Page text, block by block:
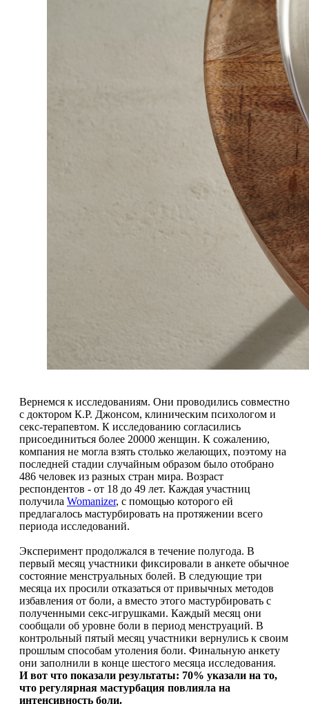
Вернемся к исследованиям. Они проводились совместно
с доктором К.Р. Джонсом, клиническим психологом и
секс-терапевтом. К исследованию согласились
присоединиться более 20000 женщин. К сожалению,
компания не могла взять столько желающих, поэтому на
последней стадии случайным образом было отобрано
486 человек из разных стран мира. Возраст
респондентов - от 18 до 49 лет. Каждая участниц
получила Womanizer, с помощью которого ей
предлагалось мастурбировать на протяжении всего
периода исследований.
Эксперимент продолжался в течение полугода. В
первый месяц участники фиксировали в анкете обычное
состояние менструальных болей. В следующие три
месяца их просили отказаться от привычных методов
избавления от боли, а вместо этого мастурбировать с
полученными секс-игрушками. Каждый месяц они
сообщали об уровне боли в период менструаций. В
контрольный пятый месяц участники вернулись к своим
прошлым способам утоления боли. Финальную анкету
они заполнили в конце шестого месяца исследования.
И вот что показали результаты: 70% указали на то,
что регулярная мастурбация повлияла на
интенсивность боли.